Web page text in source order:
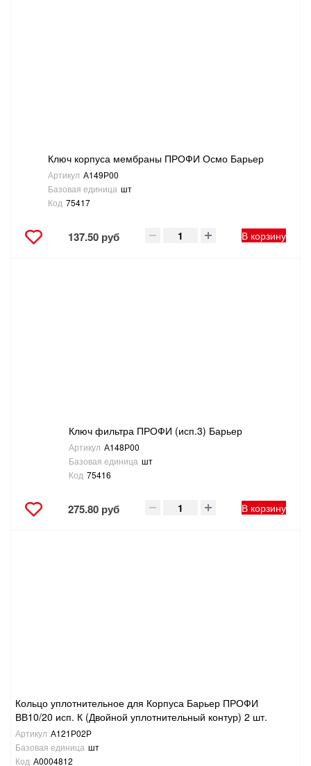
Ключ корпуса мембраны ПРОФИ Осмо Барьер
Артикул А149Р00
Базовая единица шт
Код 75417
137.50 руб В корзину
Ключ фильтра ПРОФИ (исп.3) Барьер
Артикул А148Р00
Базовая единица шт
Код 75416
275.80 руб В корзину
Кольцо уплотнительное для Корпуса Барьер ПРОФИ
ВВ10/20 исп. К (Двойной уплотнительный контур) 2 шт.
Артикул А121Р02Р
Базовая единица шт
Код А0004812